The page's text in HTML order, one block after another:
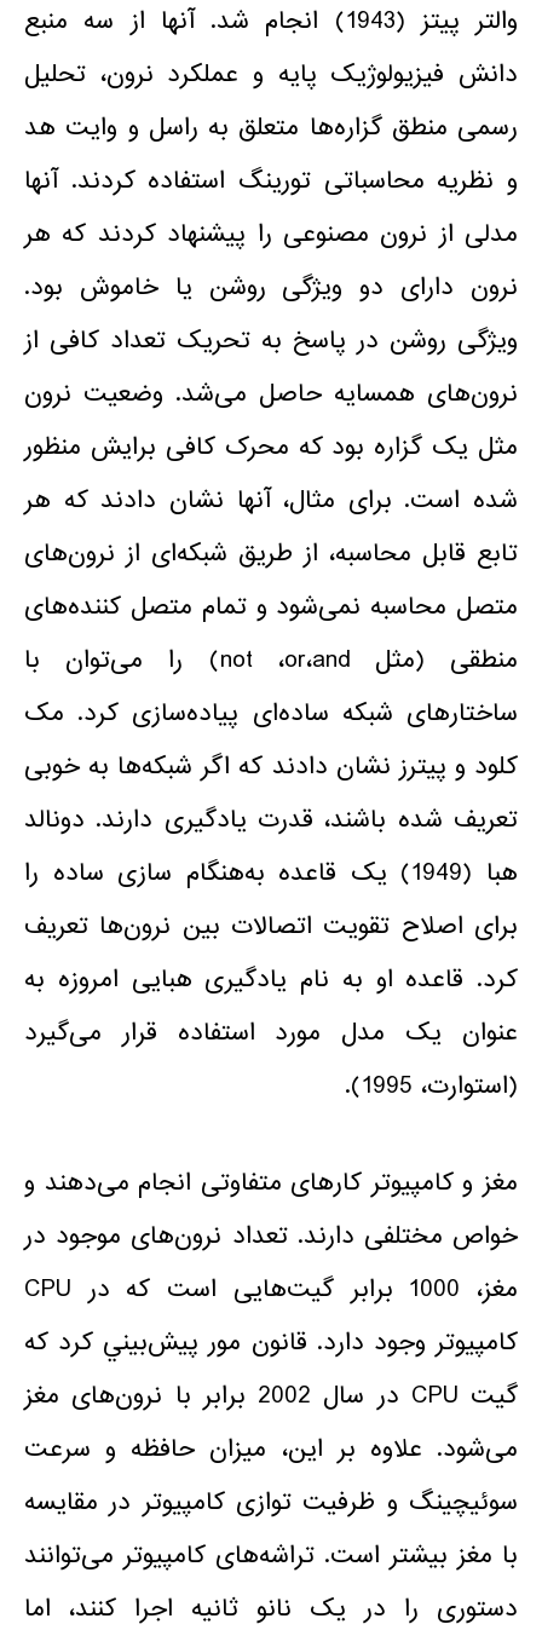
والتر پیتز (1943) انجام شد. آنها از سه منبع
دانش فیزیولوژیک پایه و عملکرد نرون، تحلیل
رسمی منطق گزاره‌ها متعلق به راسل و وایت هد
و نظریه محاسباتی تورینگ استفاده کردند. آنها
مدلی از نرون مصنوعی را پیشنهاد کردند که هر
نرون دارای دو ویژگی روشن یا خاموش بود.
ویژگی روشن در پاسخ به تحریک تعداد کافی از
نرون‌های همسایه حاصل می‌شد. وضعیت نرون
مثل یک گزاره بود که محرک کافی برایش منظور
شده است. برای مثال، آنها نشان دادند که هر
تابع قابل محاسبه، از طریق شبکه‌ای از نرون‌های
متصل محاسبه نمی‌شود و تمام متصل کننده‌های
منطقی (مثل not ،or،and) را می‌توان با
ساختارهای شبکه ساده‌ای پیاده‌سازی کرد. مک
کلود و پیترز نشان دادند که اگر شبکه‌ها به خوبی
تعریف شده باشند، قدرت یادگیری دارند. دونالد
هبا (1949) یک قاعده به‌هنگام سازی ساده را
برای اصلاح تقویت اتصالات بین نرون‌ها تعریف
کرد. قاعده او به نام یادگیری هبایی امروزه به
عنوان یک مدل مورد استفاده قرار می‌گیرد
(استوارت، 1995).
مغز و کامپیوتر کارهای متفاوتی انجام می‌دهند و
خواص مختلفی دارند. تعداد نرون‌های موجود در
مغز، 1000 برابر گیت‌هایی است که در CPU
کامپیوتر وجود دارد. قانون مور پيش‌بيني کرد که
گیت CPU در سال 2002 برابر با نرون‌های مغز
می‌شود. علاوه بر این، میزان حافظه و سرعت
سوئیچینگ و ظرفیت توازی کامپیوتر در مقایسه
با مغز بیشتر است. تراشه‌های کامپیوتر می‌توانند
دستوری را در یک نانو ثانیه اجرا کنند، اما